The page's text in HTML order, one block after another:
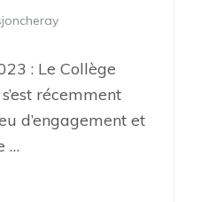
: Le Collège
récemment
d’engagement et
…